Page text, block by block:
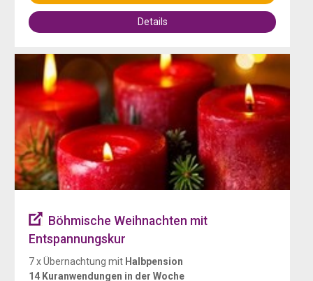
Details
Böhmische Weihnachten mit
Entspannungskur
7 x Übernachtung mit Halbpension
14 Kuranwendungen in der Woche